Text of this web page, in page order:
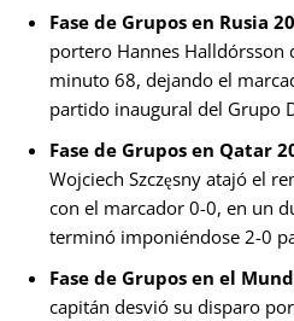
Fase de Grupos en Rusia
portero Hannes Halldórsson
minuto 68, dejando el
partido inaugural del Grupo
Fase de Grupos en Qatar
Wojciech Szczęsny atajó el
con el marcador 0-0, en un
terminó imponiéndose 2-0
Fase de Grupos en el
capitán desvió su disparo